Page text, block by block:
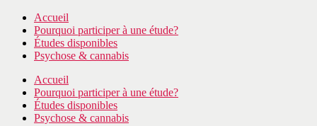
Accueil
Pourquoi participer à une étude?
Études disponibles
Psychose & cannabis
Accueil
Pourquoi participer à une étude?
Études disponibles
Psychose & cannabis